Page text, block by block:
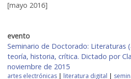
[mayo 2016]
evento
Seminario de Doctorado: Literaturas
teoría, historia, crítica. Dictado por
noviembre de 2015
artes electrónicas | literatura digital |